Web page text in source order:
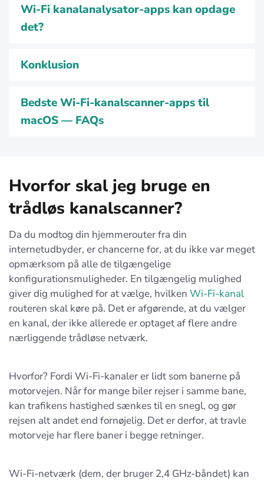
Wi-Fi kanalanalysator-apps kan opdage
det?
Konklusion
Bedste Wi-Fi-kanalscanner-apps til
macOS — FAQs
Hvorfor skal jeg bruge en
trådløs kanalscanner?
Da du modtog din hjemmerouter fra din
internetudbyder, er chancerne for, at du ikke var meget
opmærksom på alle de tilgængelige
konfigurationsmuligheder. En tilgængelig mulighed
giver dig mulighed for at vælge, hvilken Wi-Fi-kanal
routeren skal køre på. Det er afgørende, at du vælger
en kanal, der ikke allerede er optaget af flere andre
nærliggende trådløse netværk.
Hvorfor? Fordi Wi-Fi-kanaler er lidt som banerne på
motorvejen. Når for mange biler rejser i samme bane,
kan trafikens hastighed sænkes til en snegl, og gør
rejsen alt andet end fornøjelig. Det er derfor, at travle
motorveje har flere baner i begge retninger.
Wi-Fi-netværk (dem, der bruger 2,4 GHz-båndet) kan